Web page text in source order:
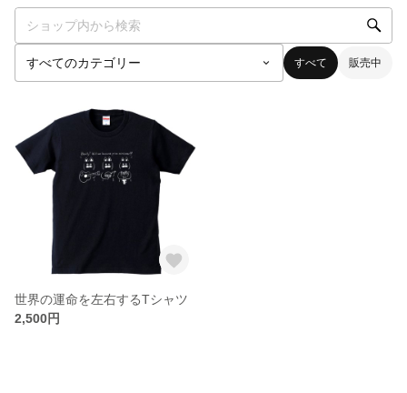
すべて 販売中
世界の運命を左右するTシャツ
2,500円